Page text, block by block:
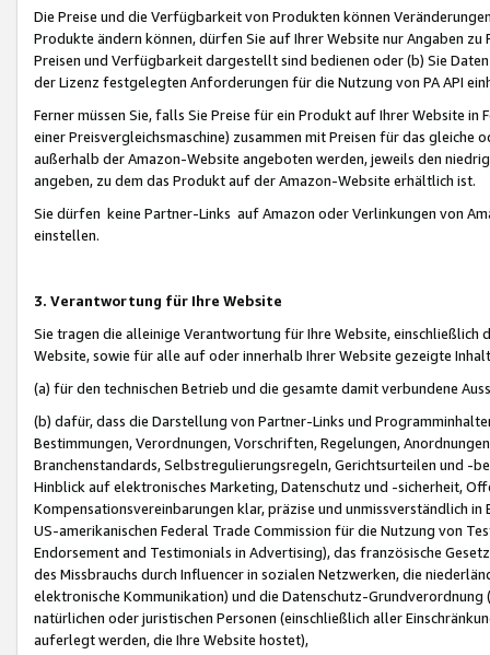
Die Preise und die Verfügbarkeit von Produkten können
Produkte ändern können, dürfen Sie auf Ihrer Website nur Angaben
Preisen und Verfügbarkeit dargestellt sind bedienen oder (b) Sie
der Lizenz festgelegten Anforderungen für die Nutzung von PA API
Ferner müssen Sie, falls Sie Preise für ein Produkt auf Ihrer Website
einer Preisvergleichsmaschine) zusammen mit Preisen für das
außerhalb der Amazon-Website angeboten werden, jeweils den
angeben, zu dem das Produkt auf der Amazon-Website erhältlich ist.
Sie dürfen keine Partner-Links auf Amazon oder Verlinkungen von
einstellen.
3. Verantwortung für Ihre Website
Sie tragen die alleinige Verantwortung für Ihre Website,
Website, sowie für alle auf oder innerhalb Ihrer Website gezeigte
(a) für den technischen Betrieb und die gesamte damit verbundene
(b) dafür, dass die Darstellung von Partner-Links und
Bestimmungen, Verordnungen, Vorschriften, Regelungen,
Branchenstandards, Selbstregulierungsregeln, Gerichtsurteilen und -
Hinblick auf elektronisches Marketing, Datenschutz und -sicherheit,
Kompensationsvereinbarungen klar, präzise und unmissverständlich
US-amerikanischen Federal Trade Commission für die Nutzung von
Endorsement and Testimonials in Advertising), das französische
des Missbrauchs durch Influencer in sozialen Netzwerken, die
elektronische Kommunikation) und die Datenschutz-
natürlichen oder juristischen Personen (einschließlich aller
auferlegt werden, die Ihre Website hostet),